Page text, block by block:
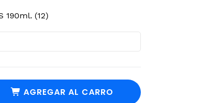
190ml. (12)
AGREGAR AL CARRO